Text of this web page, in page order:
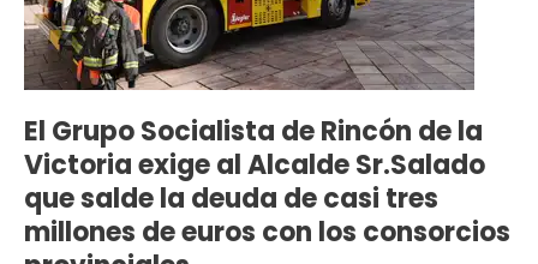
El Grupo Socialista de Rincón de la
Victoria exige al Alcalde Sr.Salado
que salde la deuda de casi tres
millones de euros con los consorcios
Victoria
exige
al
Sr.Salado
que
salde
la